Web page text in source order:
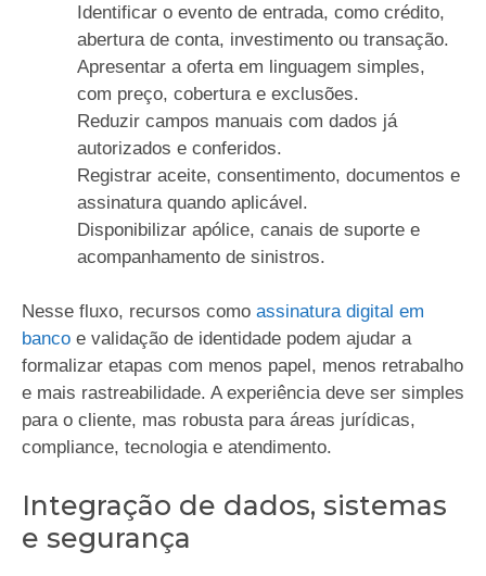
Identificar o evento de entrada, como crédito,
abertura de conta, investimento ou transação.
Apresentar a oferta em linguagem simples,
com preço, cobertura e exclusões.
Reduzir campos manuais com dados já
autorizados e conferidos.
Registrar aceite, consentimento, documentos e
assinatura quando aplicável.
Disponibilizar apólice, canais de suporte e
acompanhamento de sinistros.
Nesse fluxo, recursos como assinatura digital em
banco e validação de identidade podem ajudar a
formalizar etapas com menos papel, menos retrabalho
e mais rastreabilidade. A experiência deve ser simples
para o cliente, mas robusta para áreas jurídicas,
compliance, tecnologia e atendimento.
Integração de dados, sistemas
e segurança